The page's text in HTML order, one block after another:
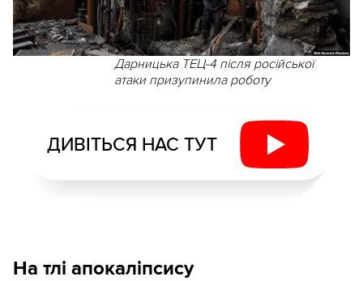
Дарницька ТЕЦ-4 після російської
атаки призупинила роботу
ДИВІТЬСЯ НАС ТУТ
На тлі апокаліпсису